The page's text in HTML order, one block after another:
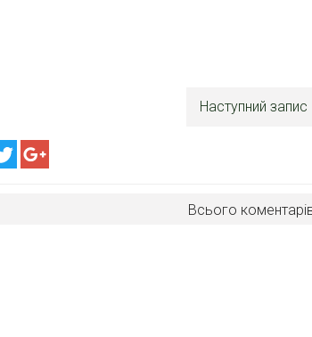
Наступний запис
Всього